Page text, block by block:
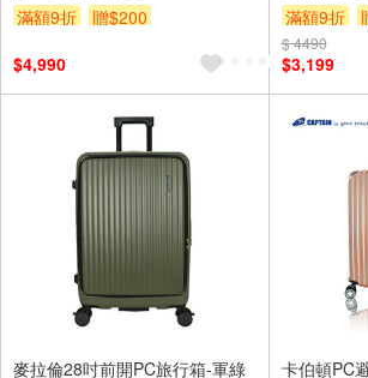
滿額9折
贈$200
$4,990
滿額9折
$ 4490
$3,199
麥拉倫28吋前開PC旅行箱-軍綠
卡伯頓PC